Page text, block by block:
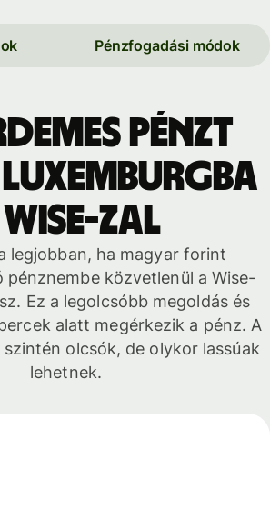
Pénzfogadási módok
pénzt
zal
legjobban, ha magyar forint
pénznembe közvetlenül a Wise-
Ez a legolcsóbb megoldás és
alatt megérkezik a pénz. A
olcsók, de olykor lassúak
lehetnek.